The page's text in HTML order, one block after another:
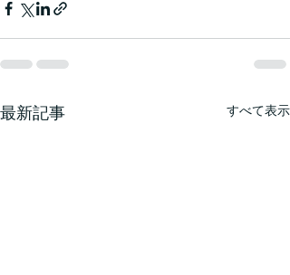
最新記事 すべて表示